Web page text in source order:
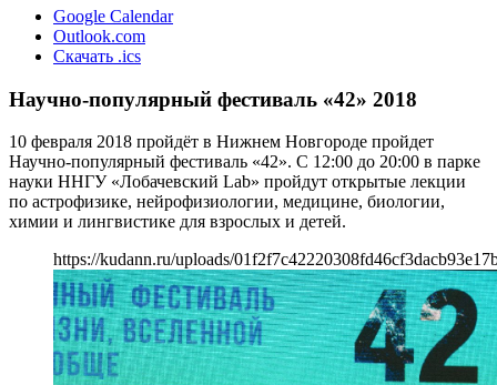
Google Calendar
Outlook.com
Скачать .ics
Научно-популярный фестиваль «42» 2018
10 февраля 2018 пройдёт в Нижнем Новгороде пройдет
Научно-популярный фестиваль «42». С 12:00 до 20:00 в парке
науки ННГУ «Лобачевский Lab» пройдут открытые лекции
по астрофизике, нейрофизиологии, медицине, биологии,
химии и лингвистике для взрослых и детей.
https://kudann.ru/uploads/